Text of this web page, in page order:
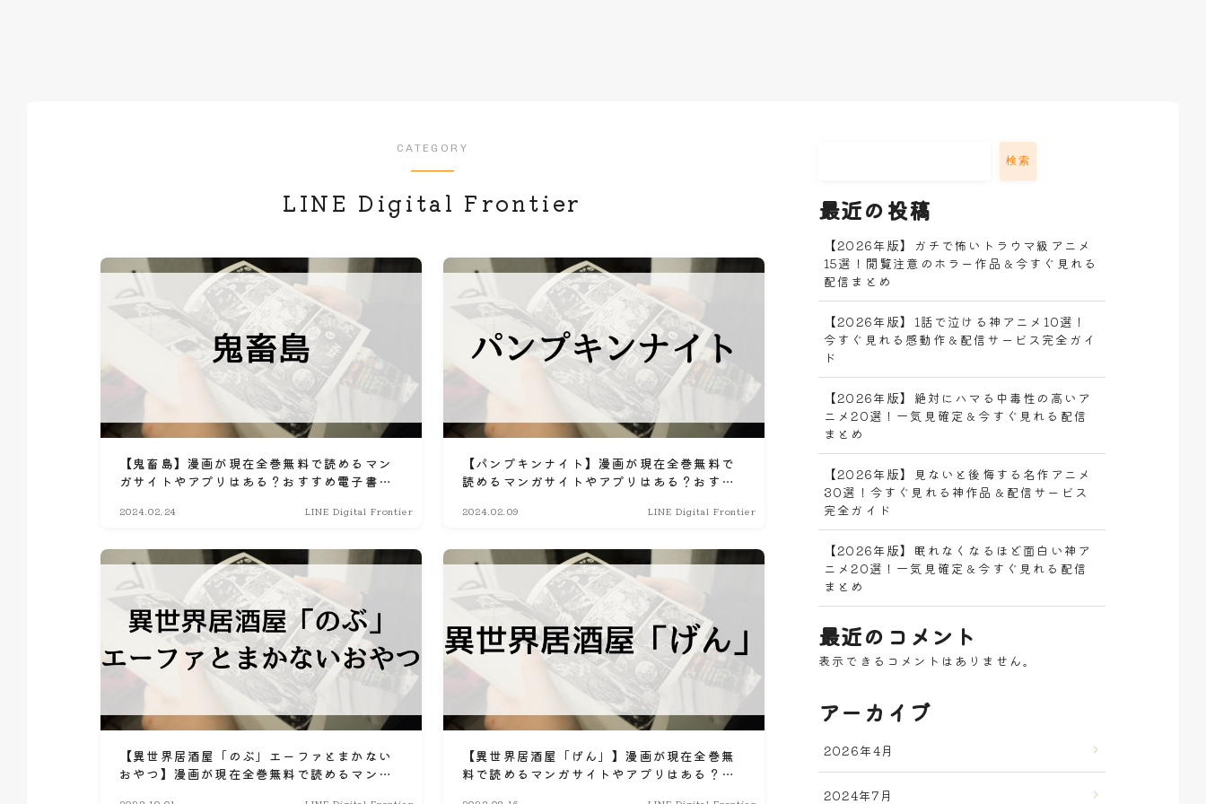
CATEGORY
LINE Digital Frontier
【鬼畜島】漫画が現在全巻無料で読めるマン
ガサイトやアプリはある？おすすめ電子書
報
2024.02.24 LINE Digital Frontier
【パンプキンナイト】漫画が現在全巻無料で
読めるマンガサイトやアプリはある？おすす
ク比較情報
2024.02.09 LINE Digital Frontier
【異世界居酒屋「のぶ」エーファとまかない
おやつ】漫画が現在全巻無料で読めるマンガ
【異世界居酒屋「げん」】漫画が現在全巻無
料で読めるマンガサイトやアプリはある？電
検索
最近の投稿
【2026年版】ガチで怖いトラウマ級アニメ
15選！閲覧注意のホラー作品＆今すぐ見れる
配信まとめ
【2026年版】1話で泣ける神アニメ10選！
今すぐ見れる感動作＆配信サービス完全ガイ
ド
【2026年版】絶対にハマる中毒性の高いア
ニメ20選！一気見確定＆今すぐ見れる配信
まとめ
【2026年版】見ないと後悔する名作アニメ
30選！今すぐ見れる神作品＆配信サービス
完全ガイド
【2026年版】眠れなくなるほど面白い神ア
ニメ20選！一気見確定＆今すぐ見れる配信
まとめ
最近のコメント
表示できるコメントはありません。
アーカイブ
2026年4月
2024年7月